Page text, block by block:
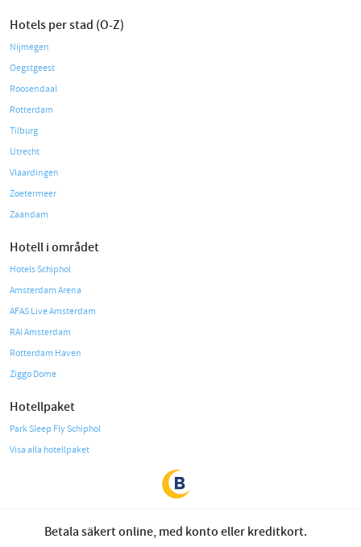
Hotels per stad (O-Z)
Nijmegen
Oegstgeest
Roosendaal
Rotterdam
Tilburg
Utrecht
Vlaardingen
Zoetermeer
Zaandam
Hotell i området
Hotels Schiphol
Amsterdam Arena
AFAS Live Amsterdam
RAI Amsterdam
Rotterdam Haven
Ziggo Dome
Hotellpaket
Park Sleep Fly Schiphol
Visa alla hotellpaket
Betala säkert online, med konto eller kreditkort.